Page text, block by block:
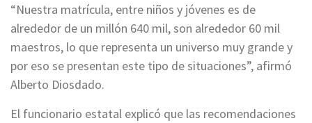
“Nuestra matrícula, entre niños y jóvenes es de
alrededor de un millón 640 mil, son alrededor 60 mil
maestros, lo que representa un universo muy grande y
por eso se presentan este tipo de situaciones”, afirmó
Alberto Diosdado.
El funcionario estatal explicó que las recomendaciones